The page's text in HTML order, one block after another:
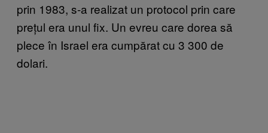
prin 1983, s-a realizat un protocol prin care
prețul era unul fix. Un evreu care dorea să
plece în Israel era cumpărat cu 3 300 de
dolari.